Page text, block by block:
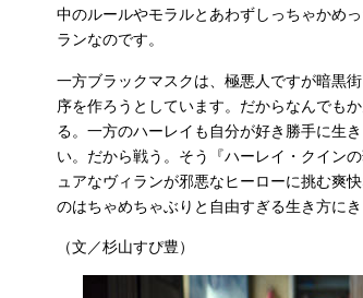
中のルールやモラルとあわずしっちゃかめ
ランなのです。
一方ブラックマスクは、極悪人ですが暗黒
序を作ろうとしています。だからなんでも
る。一方のハーレイも自分が好き勝手に生
い。だから戦う。そう『ハーレイ・クイン
ュアなヴィランが邪悪なヒーローに挑む爽
のはちゃめちゃぶりと自由すぎる生き方にき
（文／杉山すぴ豊）